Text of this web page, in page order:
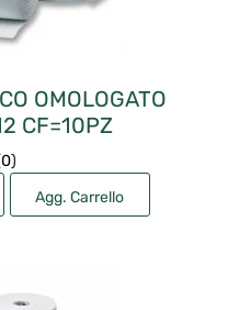
OMOLOGATO
CF=10PZ
0)
Agg. Carrello